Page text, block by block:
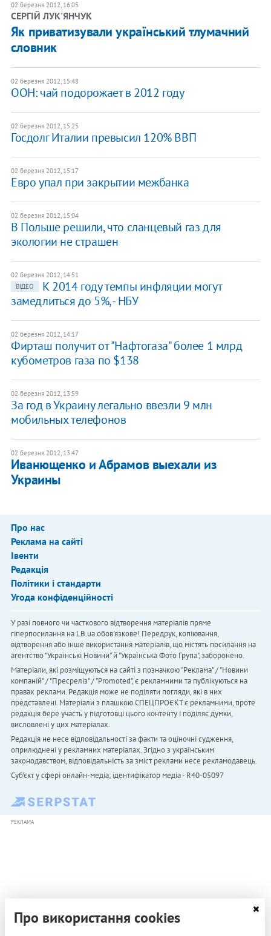
02 березня 2012, 16:05
СЕРГІЙ ЛУК'ЯНЧУК
Як приватизували український тлумачний
словник
02 березня 2012, 15:48
ООН: чай подорожает в 2012 году
02 березня 2012, 15:25
Госдолг Италии превысил 120% ВВП
02 березня 2012, 15:17
​Евро упал при закрытии межбанка
02 березня 2012, 15:04
В Польше решили, что сланцевый газ для
экологии не страшен
02 березня 2012, 14:51
ВІДЕО
К 2014 году темпы инфляции могут
замедлиться до 5%, - НБУ
02 березня 2012, 14:17
Фирташ получит от "Нафтогаза" более 1 млрд
кубометров газа по $138
02 березня 2012, 13:59
За год в Украину легально ввезли 9 млн
мобильных телефонов
02 березня 2012, 13:47
Иванющенко и Абрамов выехали из
Украины
Про нас
Реклама на сайті
Івенти
Редакція
Політики і стандарти
Угода конфіденційності
У разі повного чи часткового відтворення матеріалів пряме
гіперпосилання на LB.ua обов'язкове! Передрук, копіювання,
відтворення або інше використання матеріалів, що містять посилання на
агентство "Українськi Новини" й "Українська Фото Група", заборонено.
Матеріали, які розміщуються на сайті з позначкою "Реклама" / "Новини
компаній" / "Пресреліз" / "Promoted", є рекламними та публікуються на
правах реклами. Редакція може не поділяти погляди, які в них
представлені. Матеріали з плашкою СПЕЦПРОЄКТ є рекламними, проте
редакція бере участь у підготовці цього контенту і поділяє думки,
висловлені у цих матеріалах.
Редакція не несе відповідальності за факти та оціночні судження,
оприлюднені у рекламних матеріалах. Згідно з українським
законодавством, відповідальність за зміст реклами несе рекламодавець.
Cуб'єкт у сфері онлайн-медіа; ідентифікатор медіа - R40-05097
РЕКЛАМА
Про використання cookies